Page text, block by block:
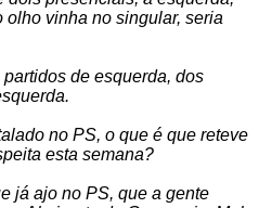
vinha no singular, seria
de esquerda, dos
no PS, o que é que reteve
esta semana?
já ajo no PS, que a gente